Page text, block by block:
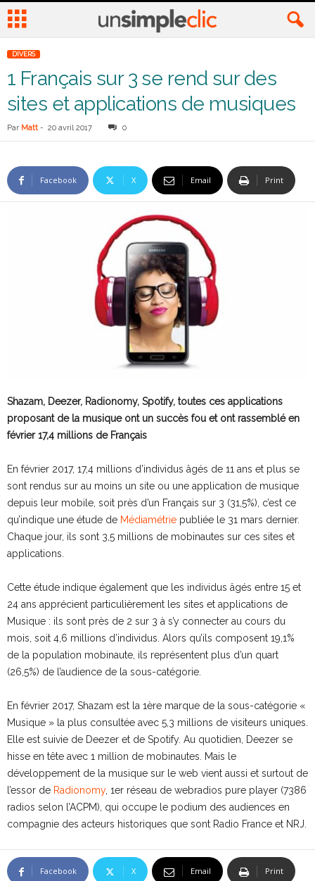
DIVERS
1 Français sur 3 se rend sur des
sites et applications de musiques
Par Matt - 20 avril 2017 0
Facebook X Email Print
Shazam, Deezer, Radionomy, Spotify, toutes ces applications
proposant de la musique ont un succès fou et ont rassemblé en
février 17,4 millions de Français
En février 2017, 17,4 millions d’individus âgés de 11 ans et plus se
sont rendus sur au moins un site ou une application de musique
depuis leur mobile, soit près d’un Français sur 3 (31,5%), c’est ce
qu’indique une étude de Médiamétrie publiée le 31 mars dernier.
Chaque jour, ils sont 3,5 millions de mobinautes sur ces sites et
applications.
Cette étude indique également que les individus âgés entre 15 et
24 ans apprécient particulièrement les sites et applications de
Musique : ils sont près de 2 sur 3 à s’y connecter au cours du
mois, soit 4,6 millions d’individus. Alors qu’ils composent 19,1%
de la population mobinaute, ils représentent plus d’un quart
(26,5%) de l’audience de la sous-catégorie.
En février 2017, Shazam est la 1ère marque de la sous-catégorie «
Musique » la plus consultée avec 5,3 millions de visiteurs uniques.
Elle est suivie de Deezer et de Spotify. Au quotidien, Deezer se
hisse en tête avec 1 million de mobinautes. Mais le
développement de la musique sur le web vient aussi et surtout de
l’essor de Radionomy, 1er réseau de webradios pure player (7386
radios selon l’ACPM), qui occupe le podium des audiences en
compagnie des acteurs historiques que sont Radio France et NRJ.
Facebook X Email Print